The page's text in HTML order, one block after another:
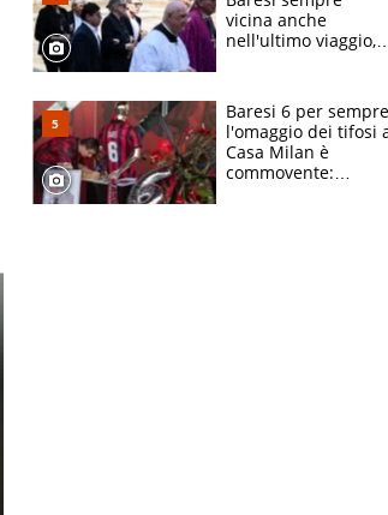
vicina anche
nell'ultimo viaggio,
circondati
dall'affetto dei tifosi
Baresi 6 per
l'omaggio dei tifosi
Casa Milan è
commovente: